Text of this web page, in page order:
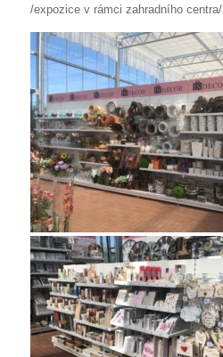
/expozice v rámci zahradního centra/